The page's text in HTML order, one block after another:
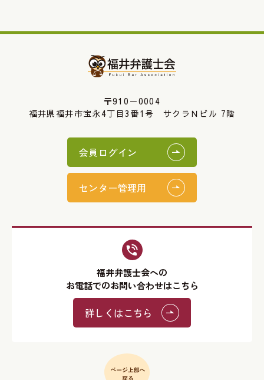
〒910－0004
福井県福井市宝永4丁目3番1号 サクラＮビル 7階
会員ログイン
センター管理用
福井弁護士会への
お電話でのお問い合わせはこちら
詳しくはこちら